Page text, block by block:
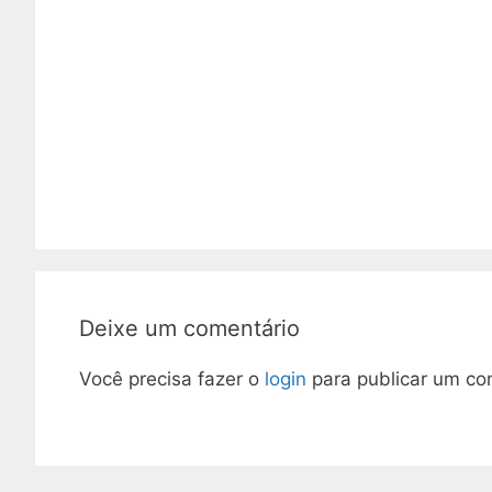
Deixe um comentário
Você precisa fazer o login para publicar um